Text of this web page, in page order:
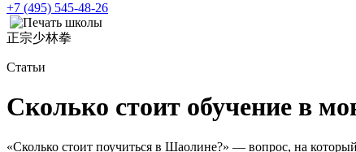
+7 (495) 545-48-26
正宗少林拳
Статьи
Сколько стоит обучение в
«Сколько стоит поучиться в Шаолине?» — вопрос, на который